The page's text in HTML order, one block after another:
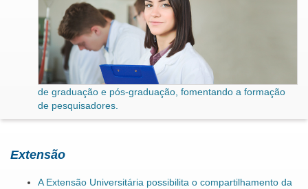
de graduação e pós-graduação, fomentando a formação
de pesquisadores.
Extensão
A Extensão Universitária possibilita o compartilhamento da